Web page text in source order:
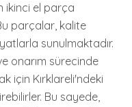
ikinci el parça
parçalar, kalite
sunulmaktadır.
onarım sürecinde
için Kırklareli'ndeki
Bu sayede,